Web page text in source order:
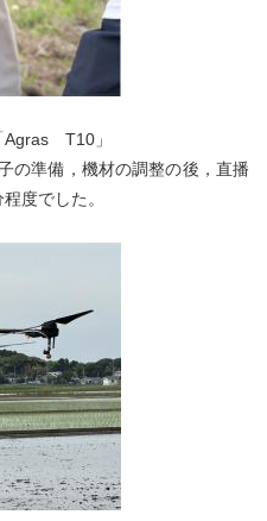
Agras T10」
の準備，機材の調整の後，直播
度でした。